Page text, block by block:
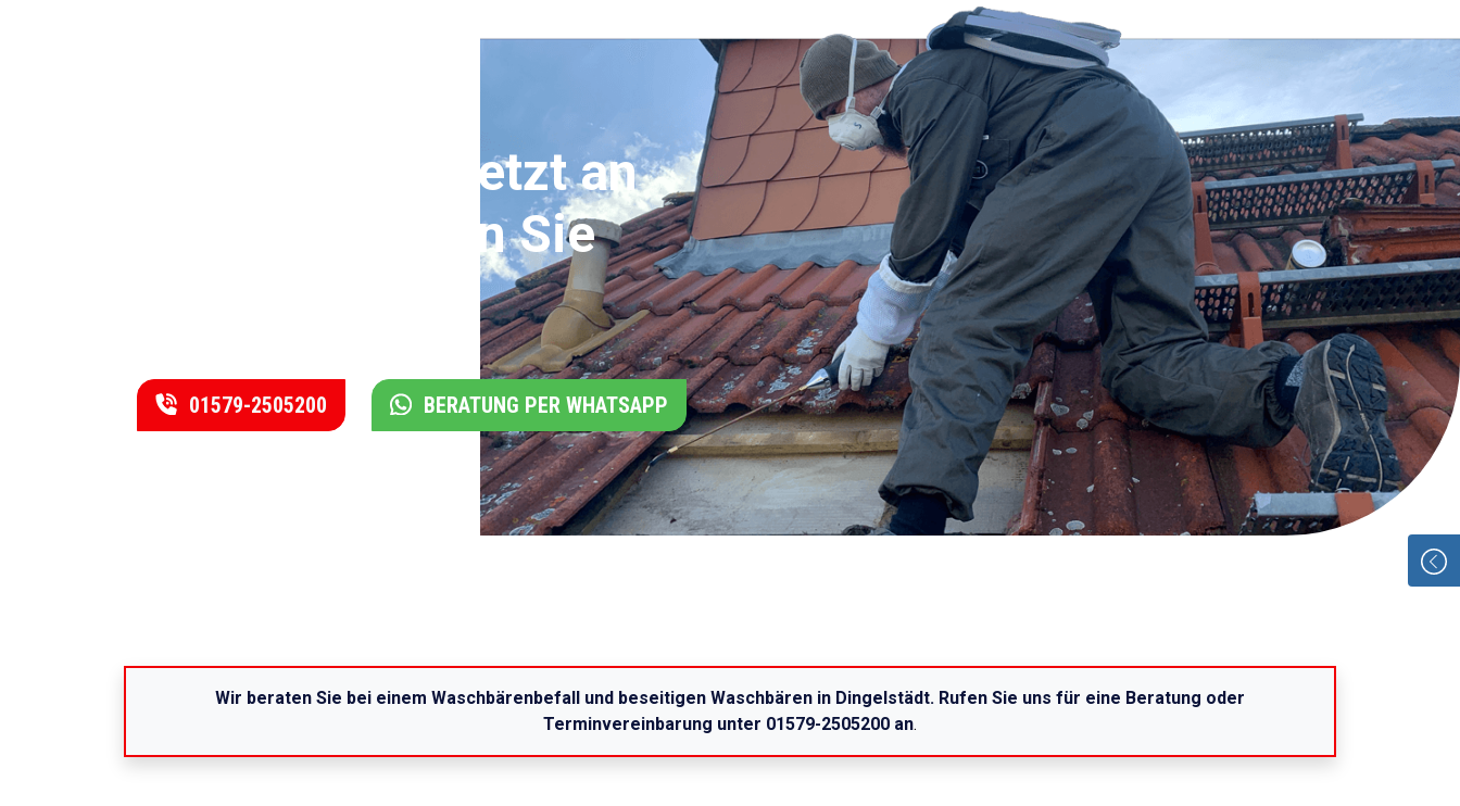
Rufen Sie uns jetzt an
und vereinbaren Sie
01579-2505200 BERATUNG PER WHATSAPP
Wir beraten Sie bei einem Waschbärenbefall und beseitigen Waschbären in Dingelstädt. Rufen Sie uns für eine Beratung oder
Terminvereinbarung unter 01579-2505200 an.